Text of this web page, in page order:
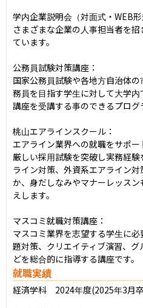
学内企業説明会（対面式・WEB形
さまざまな企業の人事担当者を
ています。
公務員試験対策講座：
国家公務員試験や各地方自治体
務員を目指す学生に対して大学
講座を受講する事のできるプログ
桃山エアラインスクール：
エアライン業界への就職をサポー
厳しい採用試験を突破し実務経
ライン対策、外資系エアライン
か、身だしなみやマナーレッス
えします。
マスコミ就職対策講座：
マスコミ業界を志望する学生に
題対策、クリエイティブ演習、
どを総合的に指導する講座です。
就職実績
経済学科　2024年度(2025年3月